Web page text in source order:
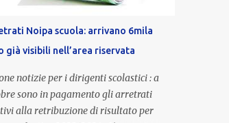
alle donne vittime di violenza di
in linea con la normativa nazionale e
l’obiettivo di offrire maggiore tutela e
in situazioni delicate. L’indennità
per i docenti è un unicum in
si tratta di una misura esclusiva della
autonoma di Bolzano, che integra
Noipa scuola: arrivano 6mila
già visibili nell’area riservata
notizie per i dirigenti scolastici : a
sono in pagamento gli arretrati
alla retribuzione di risultato per